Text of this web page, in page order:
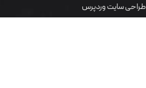
طراحی سایت وردپرس